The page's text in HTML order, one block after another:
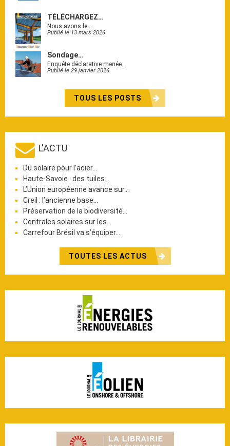
TÉLÉCHARGEZ…
Nous avons le…
Publié le 13 mars 2026
Sondage…
Enquête déclarative menée…
Publié le 29 janvier 2026
TOUS LES POSTS
L'ACTU
Du solaire pour l’acier…
Haute-Savoie : des tuiles…
L’Union européenne avance sur…
Creil : l’ancienne base…
Préservation de la biodiversité…
Centrales solaires sur les…
Carrefour Brésil va s’équiper…
TOUTES LES ACTUS